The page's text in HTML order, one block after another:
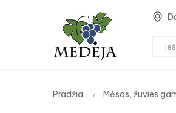
Pradžia Mėsos, žuvies